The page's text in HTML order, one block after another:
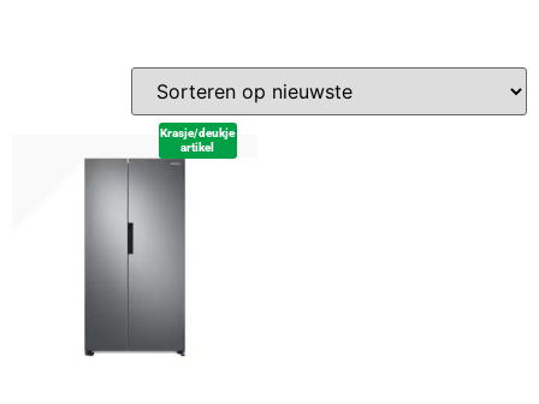
Krasje/deukje
artikel